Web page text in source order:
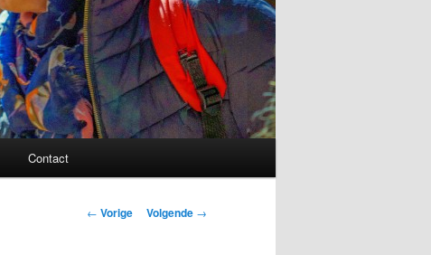
Contact
Bericht
← Vorige Volgende →